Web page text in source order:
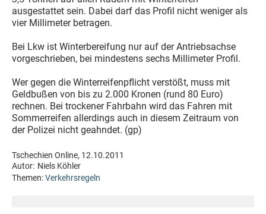
ausgestattet sein. Dabei darf das Profil nicht weniger als
vier Millimeter betragen.
Bei Lkw ist Winterbereifung nur auf der Antriebsachse
vorgeschrieben, bei mindestens sechs Millimeter Profil.
Wer gegen die Winterreifenpflicht verstößt, muss mit
Geldbußen von bis zu 2.000 Kronen (rund 80 Euro)
rechnen. Bei trockener Fahrbahn wird das Fahren mit
Sommerreifen allerdings auch in diesem Zeitraum von
der Polizei nicht geahndet. (gp)
Tschechien Online, 12.10.2011
Autor: Niels Köhler
Themen:Verkehrsregeln